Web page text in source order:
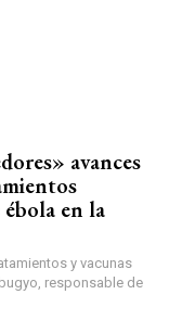
avances
en la
y vacunas
responsable de